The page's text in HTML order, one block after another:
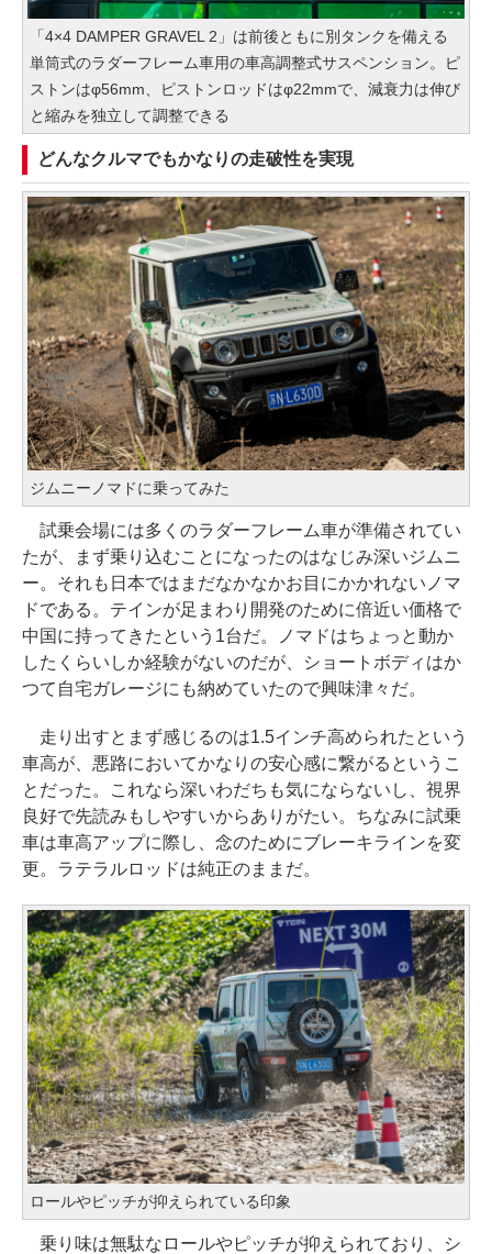
「4×4 DAMPER GRAVEL 2」は前後ともに別タンクを備える
単筒式のラダーフレーム車用の車高調整式サスペンション。ピ
ストンはφ56mm、ピストンロッドはφ22mmで、減衰力は伸び
と縮みを独立して調整できる
どんなクルマでもかなりの走破性を実現
ジムニーノマドに乗ってみた
試乗会場には多くのラダーフレーム車が準備されてい
たが、まず乗り込むことになったのはなじみ深いジムニ
ー。それも日本ではまだなかなかお目にかかれないノマ
ドである。テインが足まわり開発のために倍近い価格で
中国に持ってきたという1台だ。ノマドはちょっと動か
したくらいしか経験がないのだが、ショートボディはか
つて自宅ガレージにも納めていたので興味津々だ。
走り出すとまず感じるのは1.5インチ高められたという
車高が、悪路においてかなりの安心感に繋がるというこ
とだった。これなら深いわだちも気にならないし、視界
良好で先読みもしやすいからありがたい。ちなみに試乗
車は車高アップに際し、念のためにブレーキラインを変
更。ラテラルロッドは純正のままだ。
ロールやピッチが抑えられている印象
乗り味は無駄なロールやピッチが抑えられており、シ